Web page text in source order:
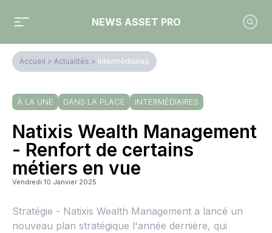
NEWS ASSET PRO
Accueil > Actualités > Intermédiaires
À LA UNE DANS LA PLACE INTERMÉDIAIRES
Natixis Wealth Management
- Renfort de certains
métiers en vue
Vendredi 10 Janvier 2025
Stratégie - Natixis Wealth Management a lancé un
nouveau plan stratégique l'année dernière, qui